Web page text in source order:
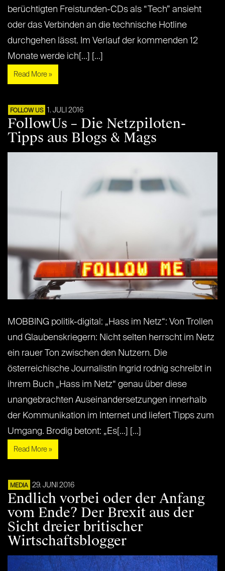
berüchtigten Freistunden-CDs als “Tech” ansieht
oder das Verbinden an die technische Hotline
durchgehen lässt. Im Verlauf der kommenden 12
Monate werde ich[...] [...]
Read More »
FOLLOW US 1. JULI 2016
FollowUs – Die Netzpiloten-
Tipps aus Blogs & Mags
MOBBING politik-digital: „Hass im Netz“: Von Trollen
und Glaubenskriegern: Nicht selten herrscht im Netz
ein rauer Ton zwischen den Nutzern. Die
österreichische Journalistin Ingrid rodnig schreibt in
ihrem Buch „Hass im Netz“ genau über diese
unangebrachten Auseinandersetzungen innerhalb
der Kommunikation im Internet und liefert Tipps zum
Umgang. Brodig betont: „Es[...] [...]
Read More »
MEDIA 29. JUNI 2016
Endlich vorbei oder der Anfang
vom Ende? Der Brexit aus der
Sicht dreier britischer
Wirtschaftsblogger